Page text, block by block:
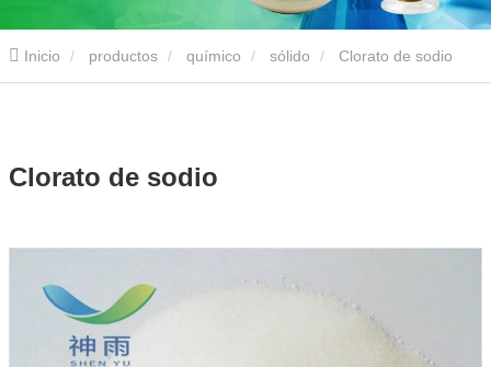
Inicio productos químico sólido Clorato de sodio
Clorato de sodio